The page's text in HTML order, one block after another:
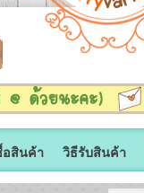
อสินค้า วิธีรับสินค้า